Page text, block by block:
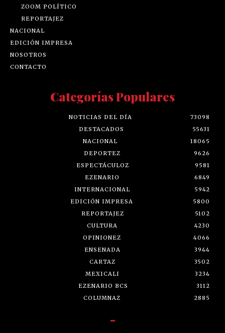
ZOOM POLÍTICO
REPORTAJEZ
NACIONAL
EDICIÓN IMPRESA
NOSOTROS
CONTACTO
Categorías Populares
NOTICIAS DEL DÍA
73098
DESTACADOS
55631
NACIONAL
18065
DEPORTEZ
9626
ESPECTÁCULOZ
9581
EZENARIO
6849
INTERNACIONAL
5942
EDICIÓN IMPRESA
5800
REPORTAJEZ
5102
CULTURA
4230
OPINIONEZ
4066
ENSENADA
3944
CARTAZ
3502
MEXICALI
3234
EZENARIO BCS
3112
COLUMNAZ
2885
-